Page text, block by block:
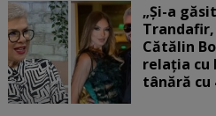
„Și-a
Cătălin
relația cu
tânără cu